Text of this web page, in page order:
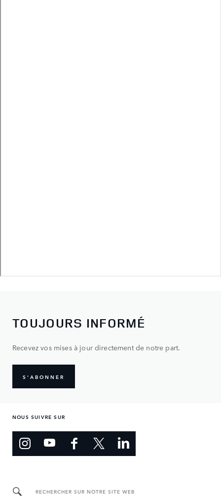
TOUJOURS INFORMÉ
Recevez vos mises à jour directement de notre part.
S'ABONNER
NOUS SUIVRE SUR
RECHERCHER SUR NOTRE SITE WEB